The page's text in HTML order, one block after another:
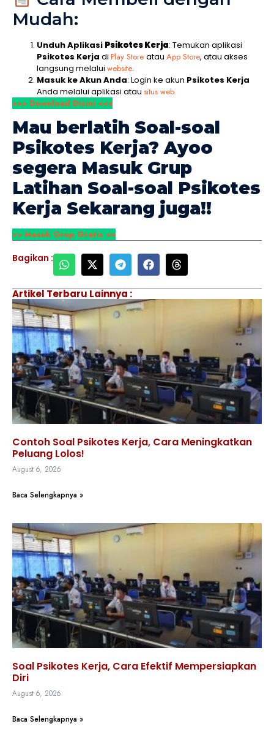
Mudah:
Unduh Aplikasi Psikotes Kerja: Temukan aplikasi
Psikotes Kerja di Play Store atau App Store, atau akses
langsung melalui website.
Masuk ke Akun Anda: Login ke akun Psikotes Kerja
Anda melalui aplikasi atau situs web.
>>> Download Disini <<<
Mau berlatih Soal-soal
Psikotes Kerja? Ayoo
segera Masuk Grup
Latihan Soal-soal Psikotes
Kerja Sekarang juga!!
>> Masuk Grup Gratis <<
Bagikan :
Artikel Terbaru Lainnya :
Contoh Soal Psikotes Kerja, Cara Meningkatkan
Peluang Lolos!
August 6, 2026
Baca Selengkapnya »
Soal Psikotes Kerja, Cara Efektif Mempersiapkan
Diri
August 6, 2026
Baca Selengkapnya »